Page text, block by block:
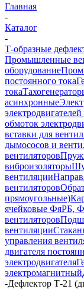
Главная
-
Каталог
-
Т-образные
Промышленные
оборудование
постоянного тока
тока
асинхронные
обмоток
вставки для
дымососов и
вентиляторов
виброизоляторы
вентиляции
вентиляторов
прямоугольные)
ячейковые ФяРБ,
вентиляторов
вентиляции
управления
двигателя
электродвигателя
электромагнитный
-Дефлектор Т-21